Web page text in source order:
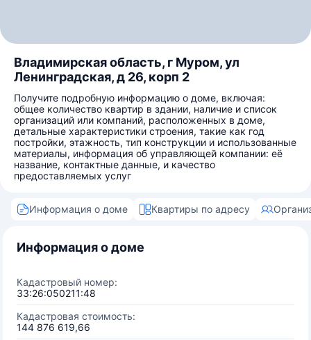
Владимирская область, г Муром, ул
Ленинградская, д 26, корп 2
Получите подробную информацию о доме, включая:
общее количество квартир в здании, наличие и список
организаций или компаний, расположенных в доме,
детальные характеристики строения, такие как год
постройки, этажность, тип конструкции и использованные
материалы, информация об управляющей компании: её
название, контактные данные, и качество
предоставляемых услуг
Информация о доме Квартиры по адресу
Информация о доме
Кадастровый номер:
33:26:050211:48
Кадастровая стоимость:
144 876 619,66